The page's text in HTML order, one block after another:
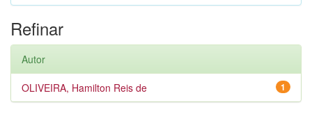
Refinar
Autor
1
OLIVEIRA, Hamilton Reis de